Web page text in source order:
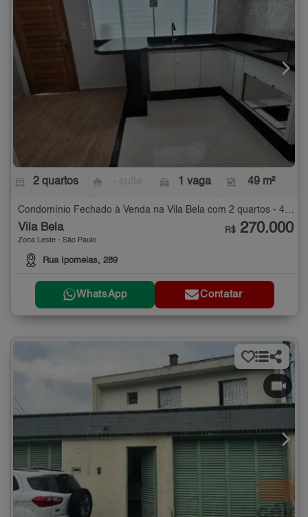
2 quartos 1 vaga 49 m²
Vila Bela
Zona Leste - São Paulo
Rua Ipomeias, 289
R$ 270.000
WhatsApp Contatar